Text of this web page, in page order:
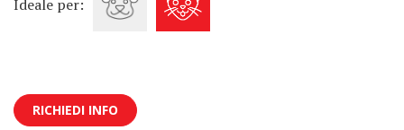
Ideale per:
RICHIEDI INFO